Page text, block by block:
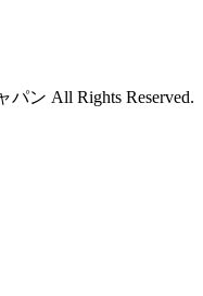
ン All Rights Reserved.